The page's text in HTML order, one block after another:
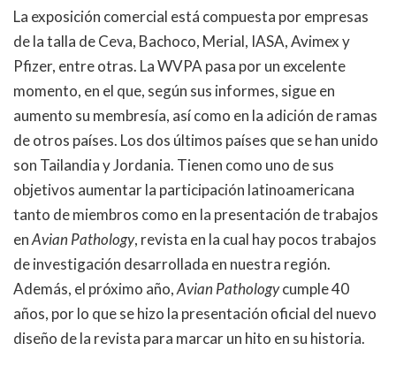
La exposición comercial está compuesta por empresas
de la talla de Ceva, Bachoco, Merial, IASA, Avimex y
Pfizer, entre otras. La WVPA pasa por un excelente
momento, en el que, según sus informes, sigue en
aumento su membresía, así como en la adición de ramas
de otros países. Los dos últimos países que se han unido
son Tailandia y Jordania. Tienen como uno de sus
objetivos aumentar la participación latinoamericana
tanto de miembros como en la presentación de trabajos
enAvian Pathology, revista en la cual hay pocos trabajos
de investigación desarrollada en nuestra región.
Además, el próximo año,Avian Pathologycumple 40
años, por lo que se hizo la presentación oficial del nuevo
diseño de la revista para marcar un hito en su historia.